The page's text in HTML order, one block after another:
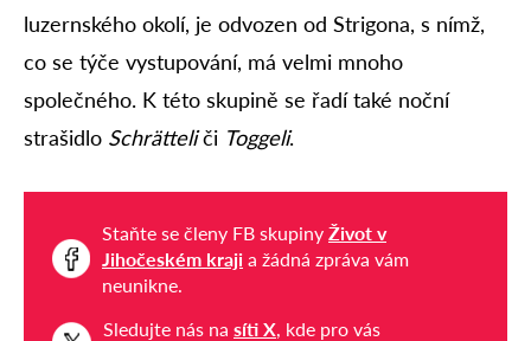
luzernského okolí, je odvozen od Strigona, s nímž,
co se týče vystupování, má velmi mnoho
společného. K této skupině se řadí také noční
strašidlo Schrätteliči Toggeli.
Staňte se členy FB skupiny Život v
Jihočeském kraji a žádná zpráva vám
neunikne.
Sledujte nás na síti X, kde pro vás